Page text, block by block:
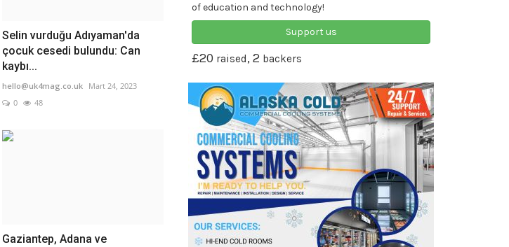
Selin vurduğu Adıyaman'da
çocuk cesedi bulundu: Can
kaybı...
hello@uk4mag.co.uk
Mart 24, 2023
0
48
Gaziantep, Adana ve